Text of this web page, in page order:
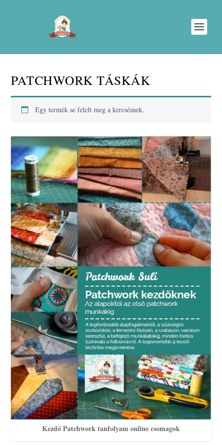
PATCHWORK TÁSKÁK
Egy termék se felelt meg a keresésnek.
Kezdő Patchwork tanfolyam online csomagok